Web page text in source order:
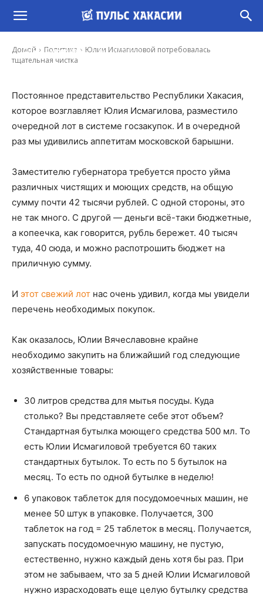
Домой Политика
Юлии Исмагиловой потребовалась
тщательная чистка
Юлии Исмагиловой потребовалась
тщательная чистка
Ольга Смирнова - 3 Дек, 2019 8:30
Постоянное представительство Республики Хакасия,
которое возглавляет Юлия Исмагилова, разместило
очередной лот в системе госзакупок. И в очередной
раз мы удивились аппетитам московской барышни.
Заместителю губернатора требуется просто уйма
различных чистящих и моющих средств, на общую
сумму почти 42 тысячи рублей. С одной стороны, это
не так много. С другой — деньги всё-таки бюджетные,
а копеечка, как говорится, рубль бережет. 40 тысяч
туда, 40 сюда, и можно распотрошить бюджет на
приличную сумму.
И этот свежий лот нас очень удивил, когда мы увидели
перечень необходимых покупок.
Как оказалось, Юлии Вячеславовне крайне
необходимо закупить на ближайший год следующие
хозяйственные товары:
30 литров средства для мытья посуды. Куда
столько? Вы представляете себе этот объем?
Стандартная бутылка моющего средства 500 мл. То
есть Юлии Исмагиловой требуется 60 таких
стандартных бутылок. То есть по 5 бутылок на
месяц. То есть по одной бутылке в неделю!
6 упаковок таблеток для посудомоечных машин, не
менее 50 штук в упаковке. Получается, 300
таблеток на год = 25 таблеток в месяц. Получается,
запускать посудомоечную машину, не пустую,
естественно, нужно каждый день хотя бы раз. При
этом не забываем, что за 5 дней Юлии Исмагиловой
нужно израсходовать еще целую бутылку средства